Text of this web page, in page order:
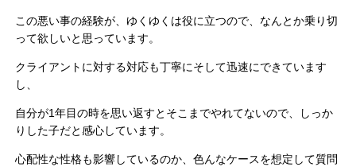
この悪い事の経験が、ゆくゆくは役に立つので、なんとか乗り切
って欲しいと思っています。
クライアントに対する対応も丁寧にそして迅速にできています
し、
自分が1年目の時を思い返すとそこまでやれてないので、しっか
りした子だと感心しています。
心配性な性格も影響しているのか、色んなケースを想定して質問